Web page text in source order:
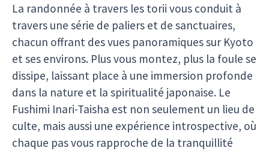
La randonnée à travers les torii vous conduit à
travers une série de paliers et de sanctuaires,
chacun offrant des vues panoramiques sur Kyoto
et ses environs. Plus vous montez, plus la foule se
dissipe, laissant place à une immersion profonde
dans la nature et la spiritualité japonaise. Le
Fushimi Inari-Taisha est non seulement un lieu de
culte, mais aussi une expérience introspective, où
chaque pas vous rapproche de la tranquillité